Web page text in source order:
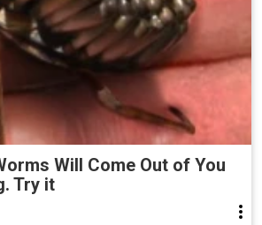
Will Come Out of You
Try it